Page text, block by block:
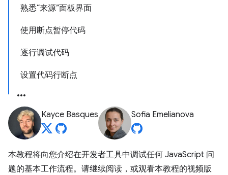
熟悉“来源”面板界面
使用断点暂停代码
逐行调试代码
设置代码行断点
Kayce Basques Sofia Emelianova
本教程将向您介绍在开发者工具中调试任何 JavaScript 问
题的基本工作流程。请继续阅读，或观看本教程的视频版